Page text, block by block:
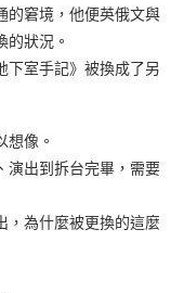
的窘境，他便英俄文與
的狀況。
下室手記》被換成了另
想像。
演出到拆台完畢，需要
，為什麼被更換的這麼